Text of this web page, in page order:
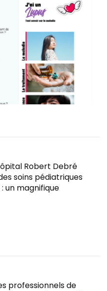
Robert Debré
soins pédiatriques
un magnifique
professionnels de